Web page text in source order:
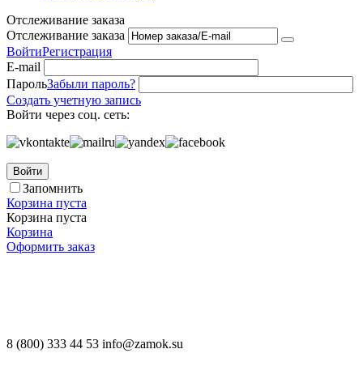
Отслеживание заказа
Отслеживание заказа
ВойтиРегистрация
E-mail
ПарольЗабыли пароль?
Создать учетную запись
Войти через соц. сеть:
Войти
Запомнить
Корзина пуста
Корзина пуста
Корзина
Оформить заказ
8 (800) 333 44 53 info@zamok.su